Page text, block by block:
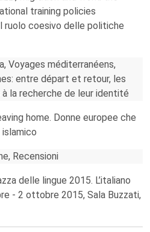
training policies
ruolo coesivo delle politiche
Voyages méditerranéens,
entre départ et retour, les
la recherche de leur identité
home. Donne europee che
Recensioni
delle lingue 2015. L’italiano
- 2 ottobre 2015, Sala Buzzati,